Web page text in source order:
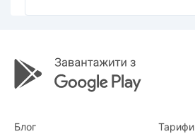
Блог Тарифи